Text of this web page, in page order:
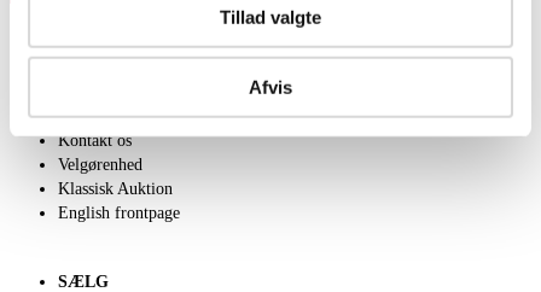
Tillad valgte
Afvis
Om Lauritz.com
Kontakt os
Velgørenhed
Klassisk Auktion
English frontpage
SÆLG